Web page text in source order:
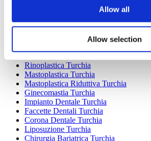
Allow all
Allow selection
Colombia Cliniche
Trattamenti Popolari in Turchia
Rinoplastica Turchia
Mastoplastica Turchia
Mastoplastica Riduttiva Turchia
Ginecomastia Turchia
Impianto Dentale Turchia
Faccette Dentali Turchia
Corona Dentale Turchia
Liposuzione Turchia
Chirurgia Bariatrica Turchia